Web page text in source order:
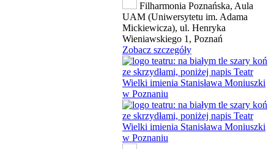
Filharmonia Poznańska, Aula
UAM (Uniwersytetu im. Adama
Mickiewicza), ul. Henryka
Wieniawskiego 1, Poznań
Zobacz szczegóły